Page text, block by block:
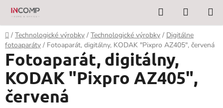
Prejsť
obsah
Hľadať
KOŠÍK
Domov
/ Technologické výrobky / Technologické výrobky / Digitálne
fotoaparáty / Fotoaparát, digitálny, KODAK "Pixpro AZ405", červená
Fotoaparát, digitálny,
KODAK "Pixpro AZ405",
červená